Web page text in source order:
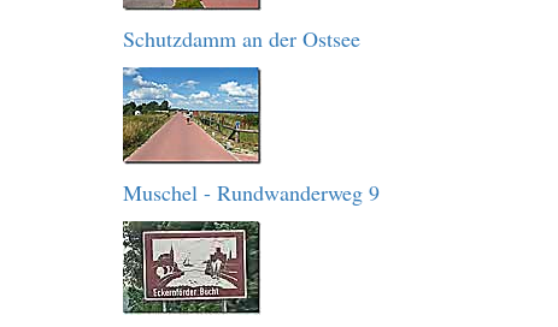
Schutzdamm an der Ostsee
Muschel - Rundwanderweg 9